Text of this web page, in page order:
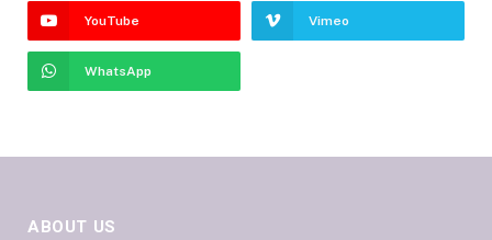
YouTube Vimeo
WhatsApp
ABOUT US